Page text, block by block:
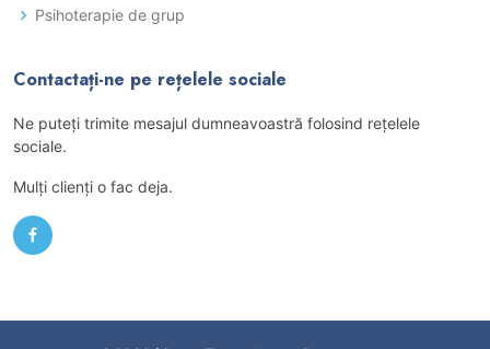
Psihoterapie de grup
Contactați-ne pe rețelele sociale
Ne puteţi trimite mesajul dumneavoastră folosind reţelele
sociale.
Mulţi clienţi o fac deja.